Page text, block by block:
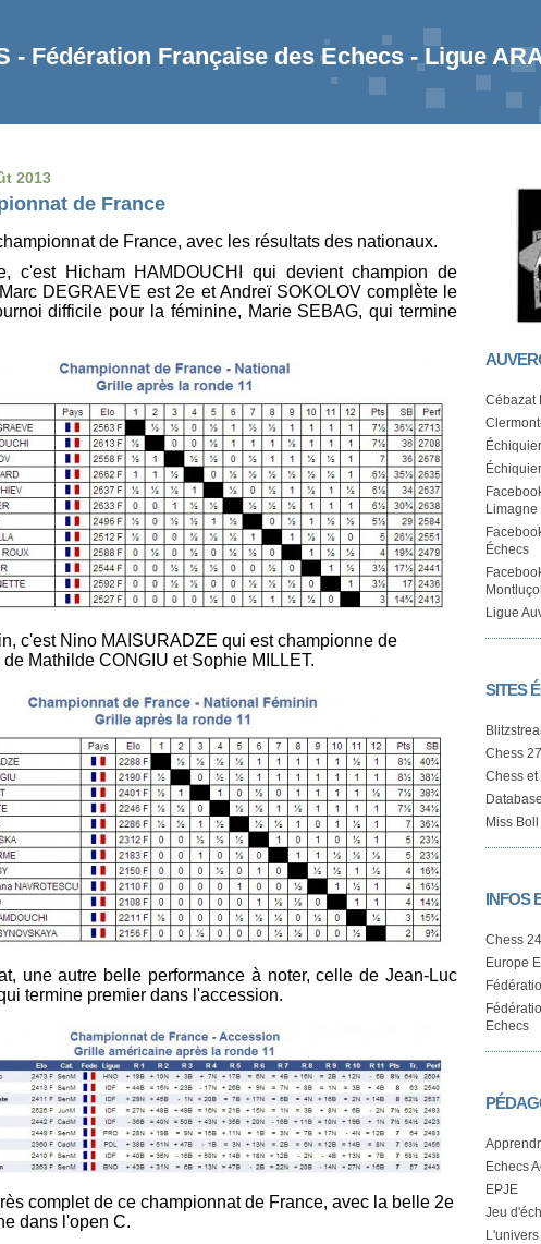
- Fédération Française des Echecs - Ligue
Cébazat
Limagne
Échecs
Ligue
SITES
Chess
Chess et
Miss Boll
INFOS
Chess 24
Europe
Echecs
Echecs
EPJE
Jeu
2013
de France
de France, avec les résultats des nationaux.
c'est Hicham HAMDOUCHI qui devient champion de
DEGRAEVE est 2e et Andreï SOKOLOV complète le
difficile pour la féminine, Marie SEBAG, qui termine
c'est Nino MAISURADZE qui est championne de
Mathilde CONGIU et Sophie MILLET.
une autre belle performance à noter, celle de Jean-Luc
termine premier dans l'accession.
complet de ce championnat de France, avec la belle 2e
dans l'open C.